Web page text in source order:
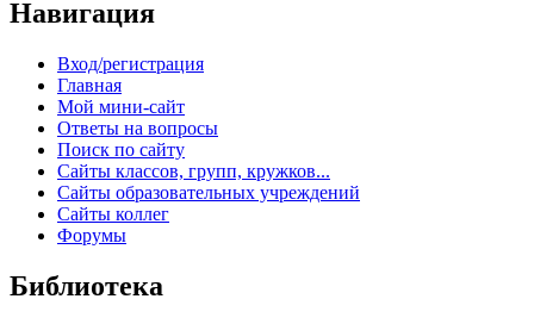
Навигация
Вход/регистрация
Главная
Мой мини-сайт
Ответы на вопросы
Поиск по сайту
Сайты классов, групп, кружков...
Сайты образовательных учреждений
Сайты коллег
Форумы
Библиотека